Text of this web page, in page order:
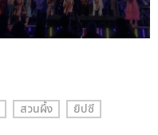
สวนผึ้ง ยิปซี